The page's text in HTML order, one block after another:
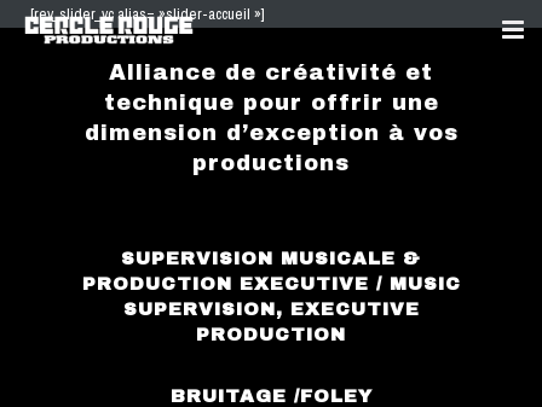
REFERENCES
CONTACT
[rev_slider_vc alias= »slider-accueil »]
Alliance de créativité et
technique pour offrir une
dimension d’exception à vos
productions
SUPERVISION MUSICALE &
PRODUCTION EXECUTIVE / MUSIC
SUPERVISION, EXECUTIVE
PRODUCTION
BRUITAGE /FOLEY